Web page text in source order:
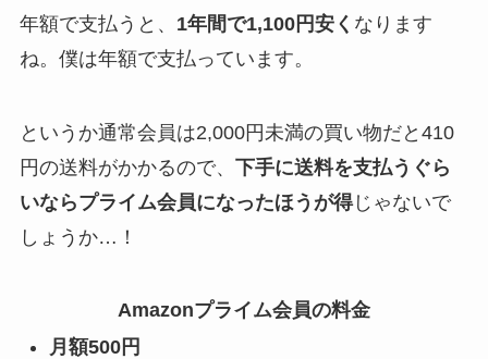
年額で支払うと、 1年間で1,100円安く なります
ね。僕は年額で支払っています。
というか通常会員は2,000円未満の買い物だと410
円の送料がかかるので、 下手に送料を支払うぐら
いならプライム会員になったほうが得じゃないで
しょうか…！
Amazonプライム会員の料金
月額500円